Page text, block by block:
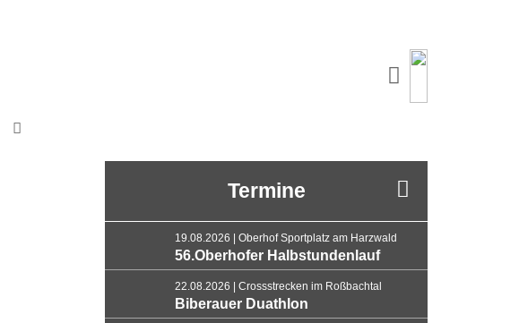
Termine
19.08.2026 | Oberhof Sportplatz am Harzwald
56.Oberhofer Halbstundenlauf
22.08.2026 | Crossstrecken im Roßbachtal
Biberauer Duathlon